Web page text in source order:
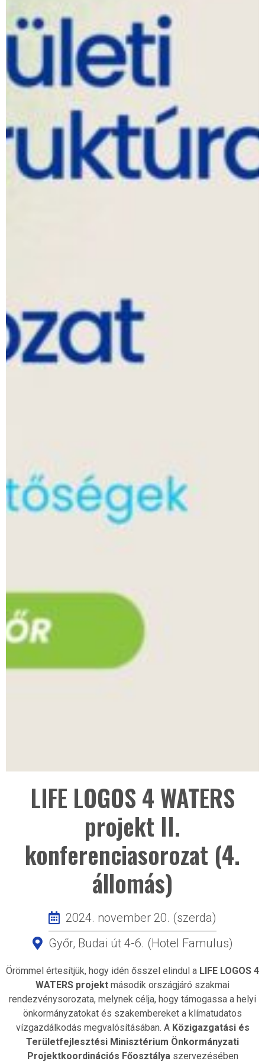
LIFE LOGOS 4 WATERS
projekt II.
konferenciasorozat (4.
állomás)
2024. november 20. (szerda)
Győr, Budai út 4-6. (Hotel Famulus)
Örömmel értesítjük, hogy idén ősszel elindul a LIFE LOGOS 4
WATERS projekt második országjáró szakmai
rendezvénysorozata, melynek célja, hogy támogassa a helyi
önkormányzatokat és szakembereket a klímatudatos
vízgazdálkodás megvalósításában. A Közigazgatási és
Területfejlesztési Minisztérium Önkormányzati
Projektkoordinációs Főosztálya szervezésében